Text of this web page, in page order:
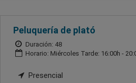
Peluquería de plató
Duración: 48
Horario: Miércoles Tarde: 16:00h -
Presencial